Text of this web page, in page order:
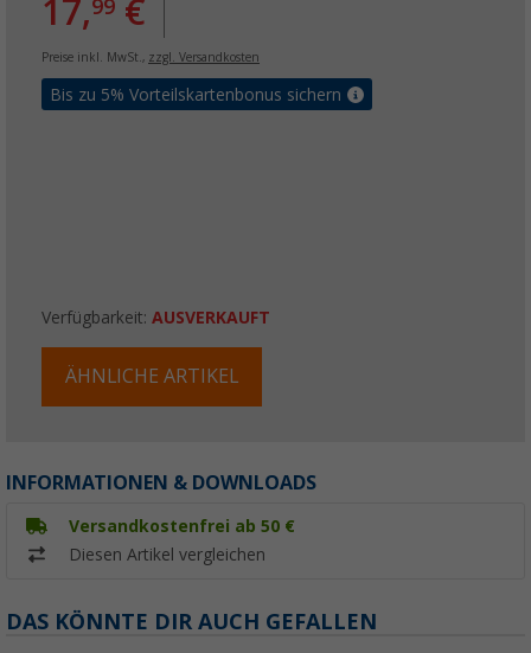
17,99 €
Preise inkl. MwSt., zzgl. Versandkosten
Bis zu 5% Vorteilskartenbonus sichern
Verfügbarkeit: AUSVERKAUFT
ÄHNLICHE ARTIKEL
INFORMATIONEN & DOWNLOADS
Versandkostenfrei ab 50 €
Diesen Artikel vergleichen
DAS KÖNNTE DIR AUCH GEFALLEN